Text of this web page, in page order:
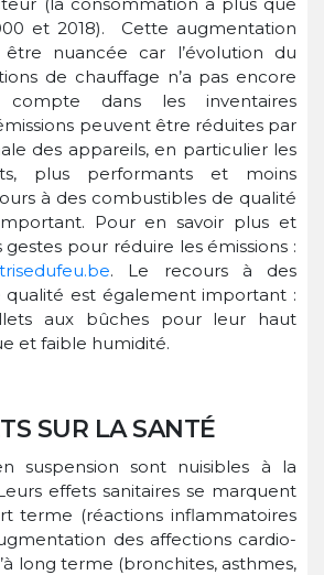
et 2018). Cette augmentation
nuancée car l’évolution du
de chauffage n’a pas encore
dans les inventaires
peuvent être réduites par
des appareils, en particulier les
plus performants et moins
à des combustibles de qualité
Pour en savoir plus et
pour réduire les émissions :
. Le recours à des
qualité est également important :
aux bûches pour leur haut
et faible humidité.
SUR LA SANTÉ
suspension sont nuisibles à la
effets sanitaires se marquent
terme (réactions inflammatoires
des affections cardio-
long terme (bronchites, asthmes,